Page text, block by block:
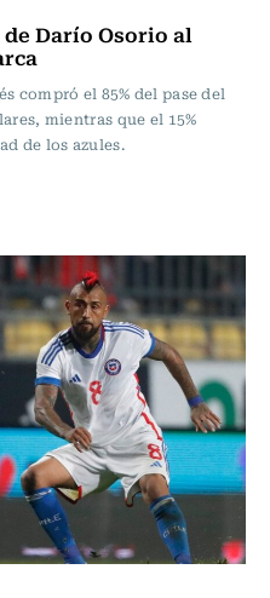
Darío Osorio al
compró el 85% del pase del
mientras que el 15%
de los azules.